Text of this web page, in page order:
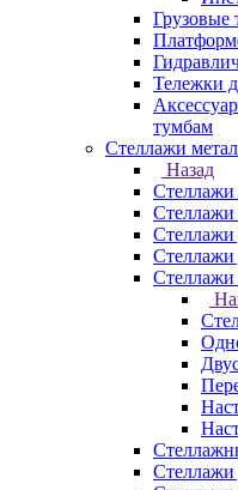
Грузовые
Тележки
тумбам
Стеллажи
Назад
Стеллажи
Стеллажи
Стеллажи
Стеллажи